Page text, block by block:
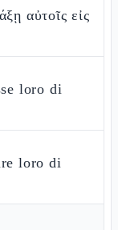
αὐτοῖς εἰς
loro di
loro di